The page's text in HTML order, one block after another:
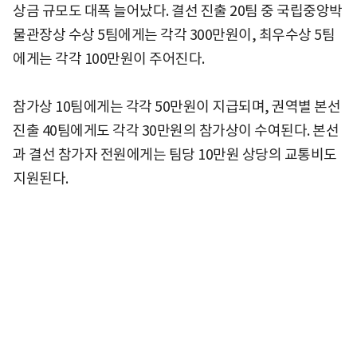
상금 규모도 대폭 늘어났다. 결선 진출 20팀 중 국립중앙박
물관장상 수상 5팀에게는 각각 300만원이, 최우수상 5팀
에게는 각각 100만원이 주어진다.
참가상 10팀에게는 각각 50만원이 지급되며, 권역별 본선
진출 40팀에게도 각각 30만원의 참가상이 수여된다. 본선
과 결선 참가자 전원에게는 팀당 10만원 상당의 교통비도
지원된다.